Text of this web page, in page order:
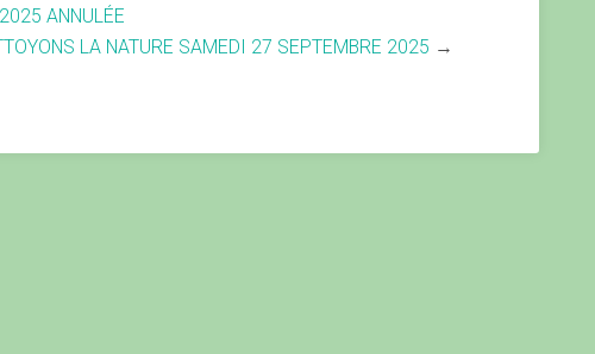
ANNULÉE
LA NATURE SAMEDI 27 SEPTEMBRE 2025 →